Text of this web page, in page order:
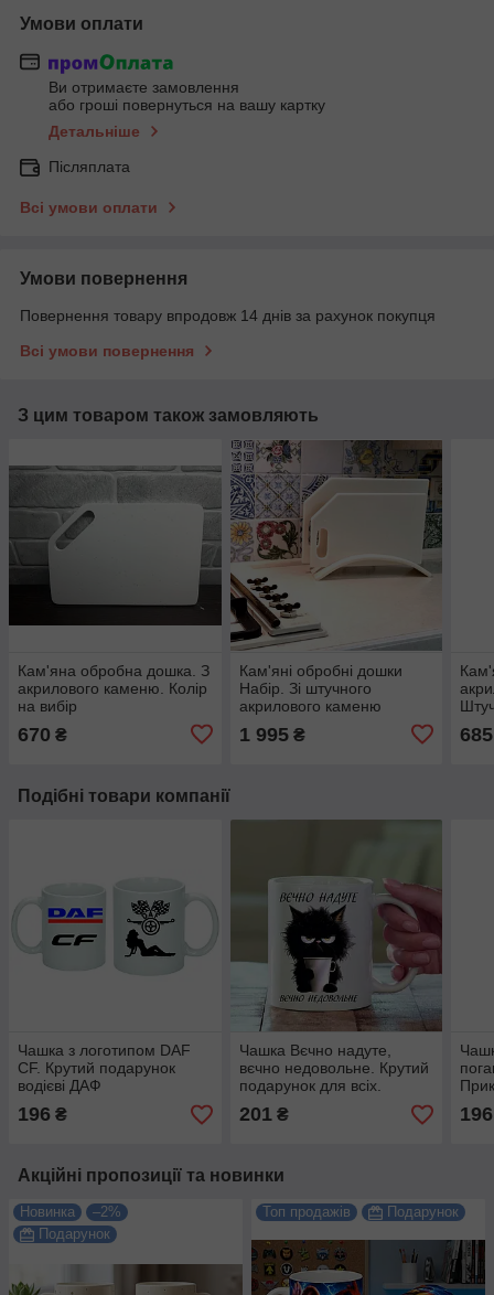
Умови оплати
Ви отримаєте замовлення
або гроші повернуться на вашу картку
Детальніше
Післяплата
Всі умови оплати
Умови повернення
Повернення товару впродовж 14 днів за рахунок покупця
Всі умови повернення
З цим товаром також замовляють
Кам'яна обробна дошка. З
акрилового каменю. Колір
на вибір
670 ₴
Кам'яні обробні дошки
Набір. Зі штучного
акрилового каменю
1 995₴ 685
Подібні товари компанії
Чашка з логотипом DAF
CF. Крутий подарунок
водієві ДАФ
196 ₴
Чашка Вєчно надуте,
вєчно недовольне. Крутий
подарунок для всіх.
201₴ 196
Акційні пропозиції та новинки
Новинка
–2%
Подарунок
Топ продажів Подарунок